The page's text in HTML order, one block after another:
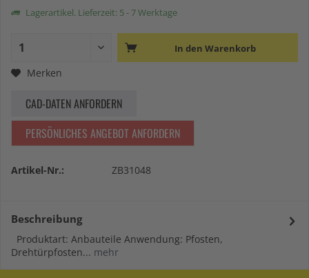
Lagerartikel. Lieferzeit: 5 - 7 Werktage
In den Warenkorb
Merken
CAD-DATEN ANFORDERN
PERSÖNLICHES ANGEBOT ANFORDERN
Artikel-Nr.: ZB31048
Beschreibung
Produktart: Anbauteile Anwendung: Pfosten,
Drehtürpfosten... mehr